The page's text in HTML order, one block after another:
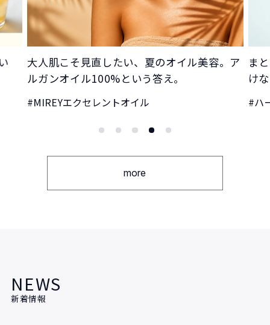
大人肌こそ見直したい、夏のオイル美容。ア
ルガンオイル100%という答え。
MIREYエクセレントオイル
ま
け
ハ
more
NEWS
新着情報